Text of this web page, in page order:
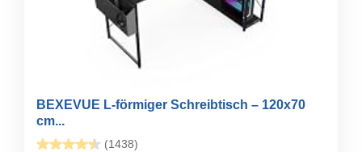
BEXEVUE L-förmiger Schreibtisch – 120x70
cm...
(1438)